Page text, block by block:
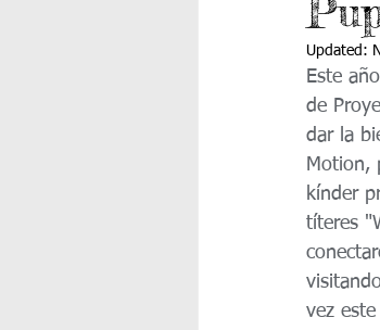
Updated:
Este
de
dar la
Motion,
kínder
títeres
vez